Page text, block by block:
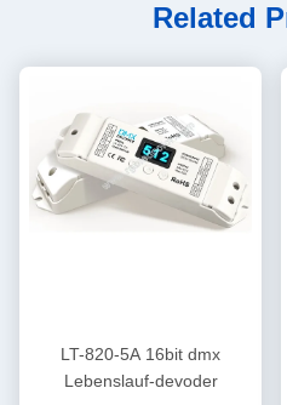
Related
LT-820-5A 16bit dmx
Lebenslauf-devoder